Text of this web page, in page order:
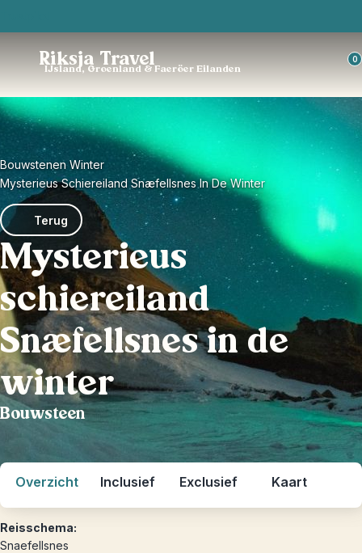
Riksja Travel
IJsland, Groenland & Faeröer Eilanden
0
Bouwstenen Winter
Mysterieus Schiereiland Snæfellsnes In De Winter
Terug
Mysterieus
schiereiland
Snæfellsnes in de
winter
Bouwsteen
Overzicht Inclusief Exclusief Kaart
Reisschema:
Snaefellsnes